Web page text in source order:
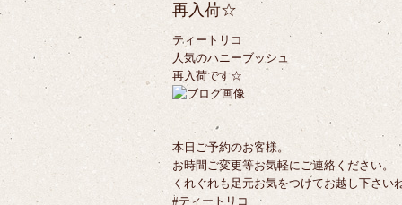
再入荷☆
ティートリコ
人気のハニーブッシュ
再入荷です☆
本日ご予約のお客様。
お時間ご変更等お気軽にご連絡ください。
くれぐれも足元お気をつけてお越し下さい
#ティートリコ